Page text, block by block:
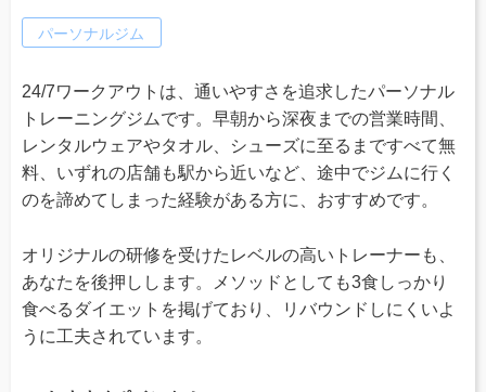
パーソナルジム
24/7ワークアウトは、通いやすさを追求したパーソナル
トレーニングジムです。早朝から深夜までの営業時間、
レンタルウェアやタオル、シューズに至るまですべて無
料、いずれの店舗も駅から近いなど、途中でジムに行く
のを諦めてしまった経験がある方に、おすすめです。
オリジナルの研修を受けたレベルの高いトレーナーも、
あなたを後押しします。メソッドとしても3食しっかり
食べるダイエットを掲げており、リバウンドしにくいよ
うに工夫されています。